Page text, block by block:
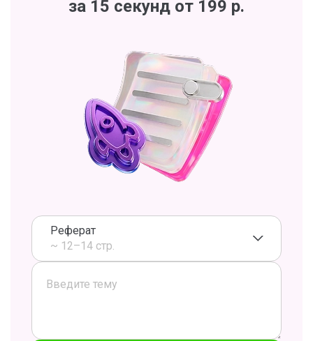
за 15 секунд от 199 р.
Реферат
~ 12–14 стр.